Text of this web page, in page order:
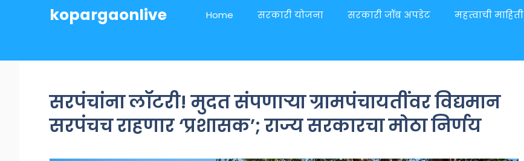
kopargaonlive Home सरकारी योजना सरकारी जॉब अपडेट महत्वाची माहिती
सरपंचांना लॉटरी! मुदत संपणाऱ्या ग्रामपंचायतींवर विद्यमान
सरपंचच राहणार ‘प्रशासक’; राज्य सरकारचा मोठा निर्णय